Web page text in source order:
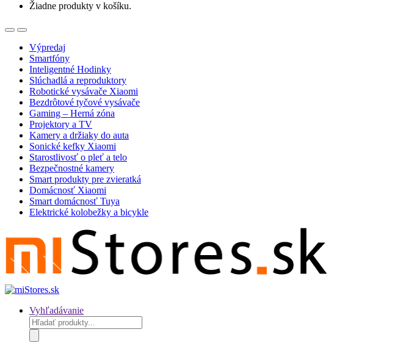
Žiadne produkty v košíku.
OpenClose
Výpredaj
Smartfóny
Inteligentné Hodinky
Slúchadlá a reproduktory
Robotické vysávače Xiaomi
Bezdrôtové tyčové vysávače
Gaming – Herná zóna
Projektory a TV
Kamery a držiaky do auta
Sonické kefky Xiaomi
Starostlivosť o pleť a telo
Bezpečnostné kamery
Smart produkty pre zvieratká
Domácnosť Xiaomi
Smart domácnosť Tuya
Elektrické kolobežky a bicykle
Vyhľadávanie
Products
search